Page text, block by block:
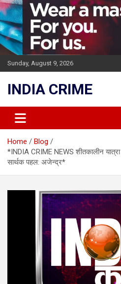
Skip
to
content
Sunday, August 9, 2026
INDIA CRIME
Home
Blog
*INDIA CRIME NEWS शीतकालीन
सार्थक पहल: अजेन्द्र*